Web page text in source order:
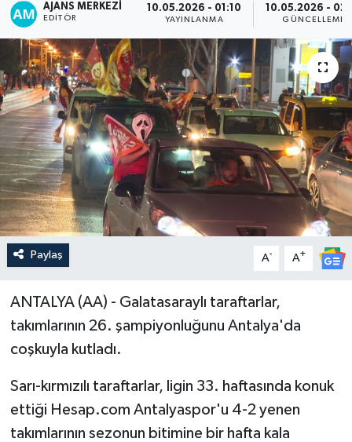
AJANS MERKEZI
EDITÖR
10.05.2026 - 01:10
YAYINLANMA
10.05.2026 -
GÜNCELLEME
Paylaş A- A+
ANTALYA (AA) - Galatasaraylı taraftarlar,
takımlarının 26. şampiyonluğunu Antalya'da
coşkuyla kutladı.
Sarı-kırmızılı taraftarlar, ligin 33. haftasında konuk
ettiği Hesap.com Antalyaspor'u 4-2 yenen
takımlarının sezonun bitimine bir hafta kala